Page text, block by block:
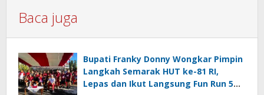
Baca juga
Bupati Franky Donny Wongkar Pimpin
Langkah Semarak HUT ke-81 RI,
Lepas dan Ikut Langsung Fun Run 5